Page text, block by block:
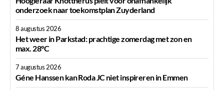
onderzoek naar toekomstplan Zuyderland
8 augustus 2026
Het weer in Parkstad: prachtige zomerdag met zon en
max. 28°C
7 augustus 2026
Géne Hanssen kan Roda JC niet inspireren in Emmen